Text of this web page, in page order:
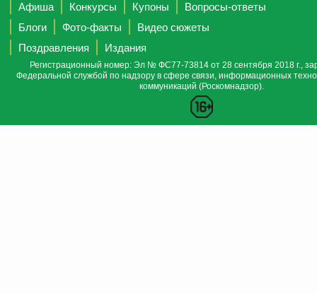
Афиша
Конкурсы Купоны
Вопросы-ответы
Блоги
Фото-факты
Видео сюжеты
Поздравления
Издания
Регистрационный номер: Эл № ФС77-73814 от 28 сентября 2018 г.,
Федеральной службой по надзору в сфере связи, информационных
коммуникаций (Роскомнадзор).